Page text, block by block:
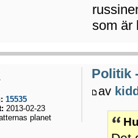
som är
Politik
av
15535
2013-02-23
planet